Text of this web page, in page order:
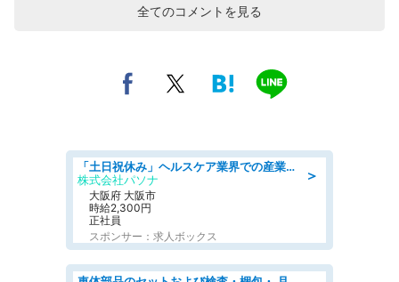
全てのコメントを見る
＞
「土日祝休み」ヘルスケア業界での産業保健師業務/看護師/高時給/要資格:正看護師
株式会社パソナ
大阪府 大阪市
時給2,300円
正社員
スポンサー：求人ボックス